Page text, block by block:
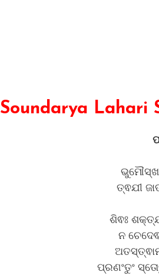
Soundarya Lahari
ତ୍ଵଯୀ
ଶିଵଃ
ନ
ପ୍ରଣଂତୁଂ